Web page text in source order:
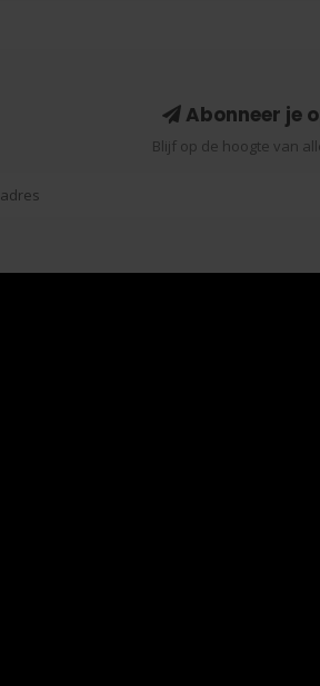
Abonneer je
Blijf op de hoogte van